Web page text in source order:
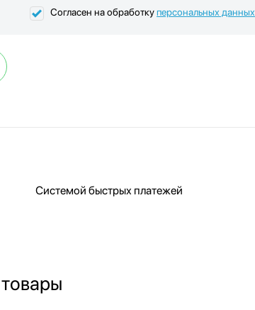
Согласен на обработкуперсональных данных
Системой быстрых платежей